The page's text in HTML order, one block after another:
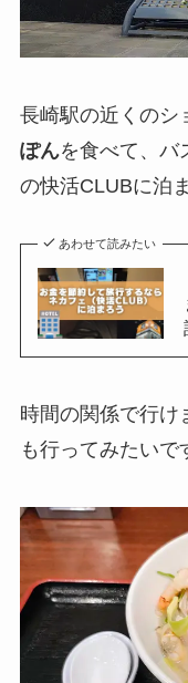
長崎駅の近くのシ
ぽんを食べて、バ
の快活CLUBに泊
あわせて読みたい
時間の関係で行け
も行ってみたいで